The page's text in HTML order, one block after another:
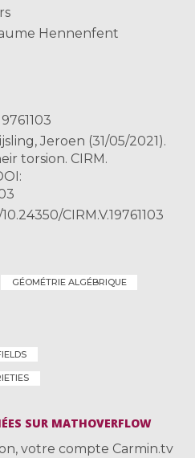
Hennenfent
Jeroen (31/05/2021).
torsion. CIRM.
CIRM.V.19761103
GÉOMÉTRIE ALGÉBRIQUE
SUR MATHOVERFLOW
votre compte Carmin.tv